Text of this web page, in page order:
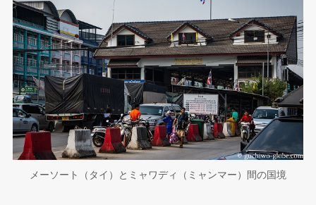
メーソート（タイ）とミャワディ（ミャンマー）間の国境